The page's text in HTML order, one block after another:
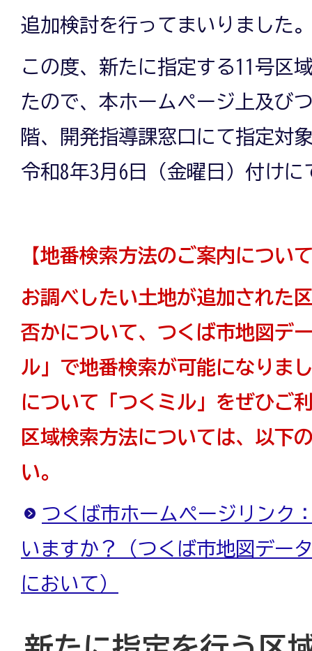
追加検討を行ってまいりました
この度、新たに指定する11号区
たので、本ホームページ上及び
階、開発指導課窓口にて指定対
令和8年3月6日（金曜日）付け
【地番検索方法のご案内につい
お調べしたい土地が追加された
否かについて、つくば市地図デ
ル」で地番検索が可能になりま
について「つくミル」をぜひご
区域検索方法については、以下
い。
つくば市ホームページリンク
いますか？（つくば市地図デー
において）